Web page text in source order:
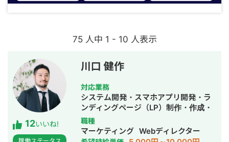
75 人中 1 - 10 人表示
12いいね!
川口 健作
対応業務
システム開発・スマホアプリ開発・ラ
ンディングページ（LP）制作・作成・
Youtubeチャンネル運営代行・立ち上
げ・ECサイト構築・ネットショップ作
成代行・SEO対策・新規事業立上・
職種
マーケティング Webディレクター